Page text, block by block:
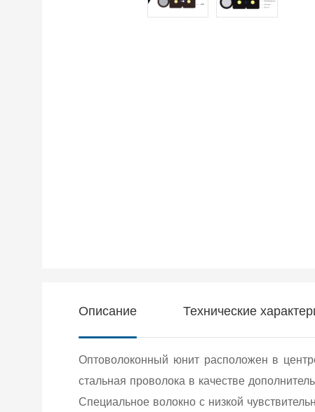
Описание Технические
Оптоволоконный юнит расположен в
стальная проволока в качестве
Специальное волокно с низкой